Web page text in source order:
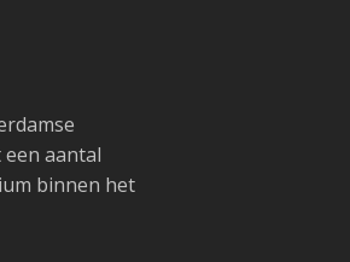
aantal
binnen het